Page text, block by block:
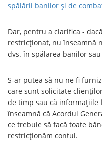
spălării banilor și de
Dar, pentru a clarifica -
restricționat, nu înseamnă
dvs. în spălarea banilor
S-ar putea să nu ne fi
care sunt solicitate
de timp sau că informațiile
înseamnă că Acordul
ce trebuie să facă toate
restricționăm contul.